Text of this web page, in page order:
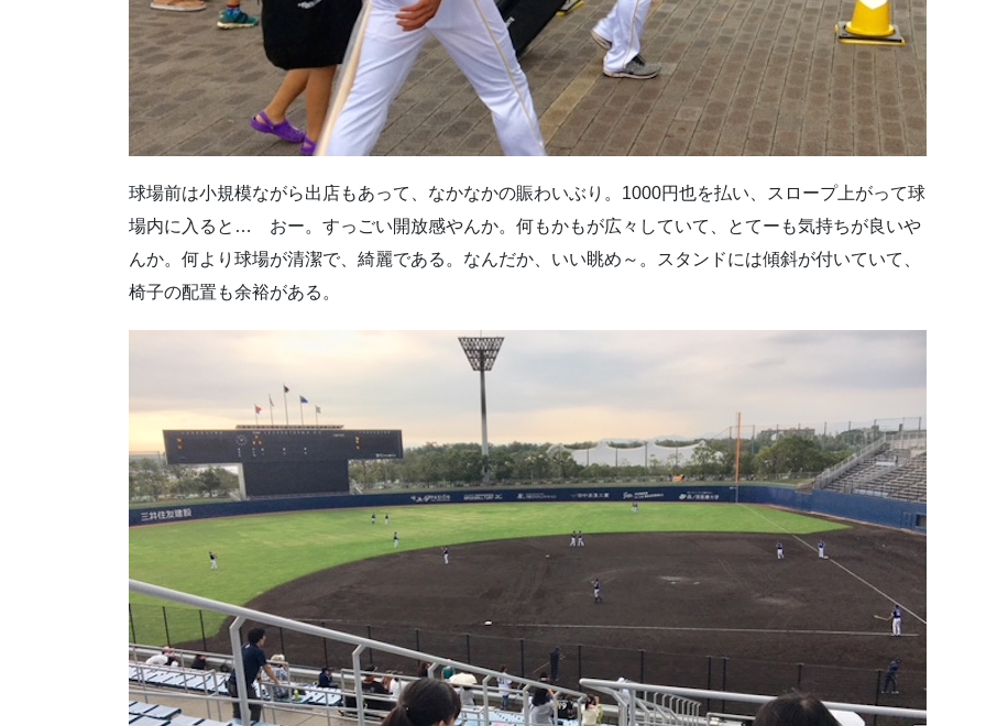
球場前は小規模ながら出店もあって、なかなかの賑わいぶり。1000円也を払い、スロープ上がって球
場内に入ると… おー。すっごい開放感やんか。何もかもが広々していて、とてーも気持ちが良いや
んか。何より球場が清潔で、綺麗である。なんだか、いい眺め～。スタンドには傾斜が付いていて、
椅子の配置も余裕がある。